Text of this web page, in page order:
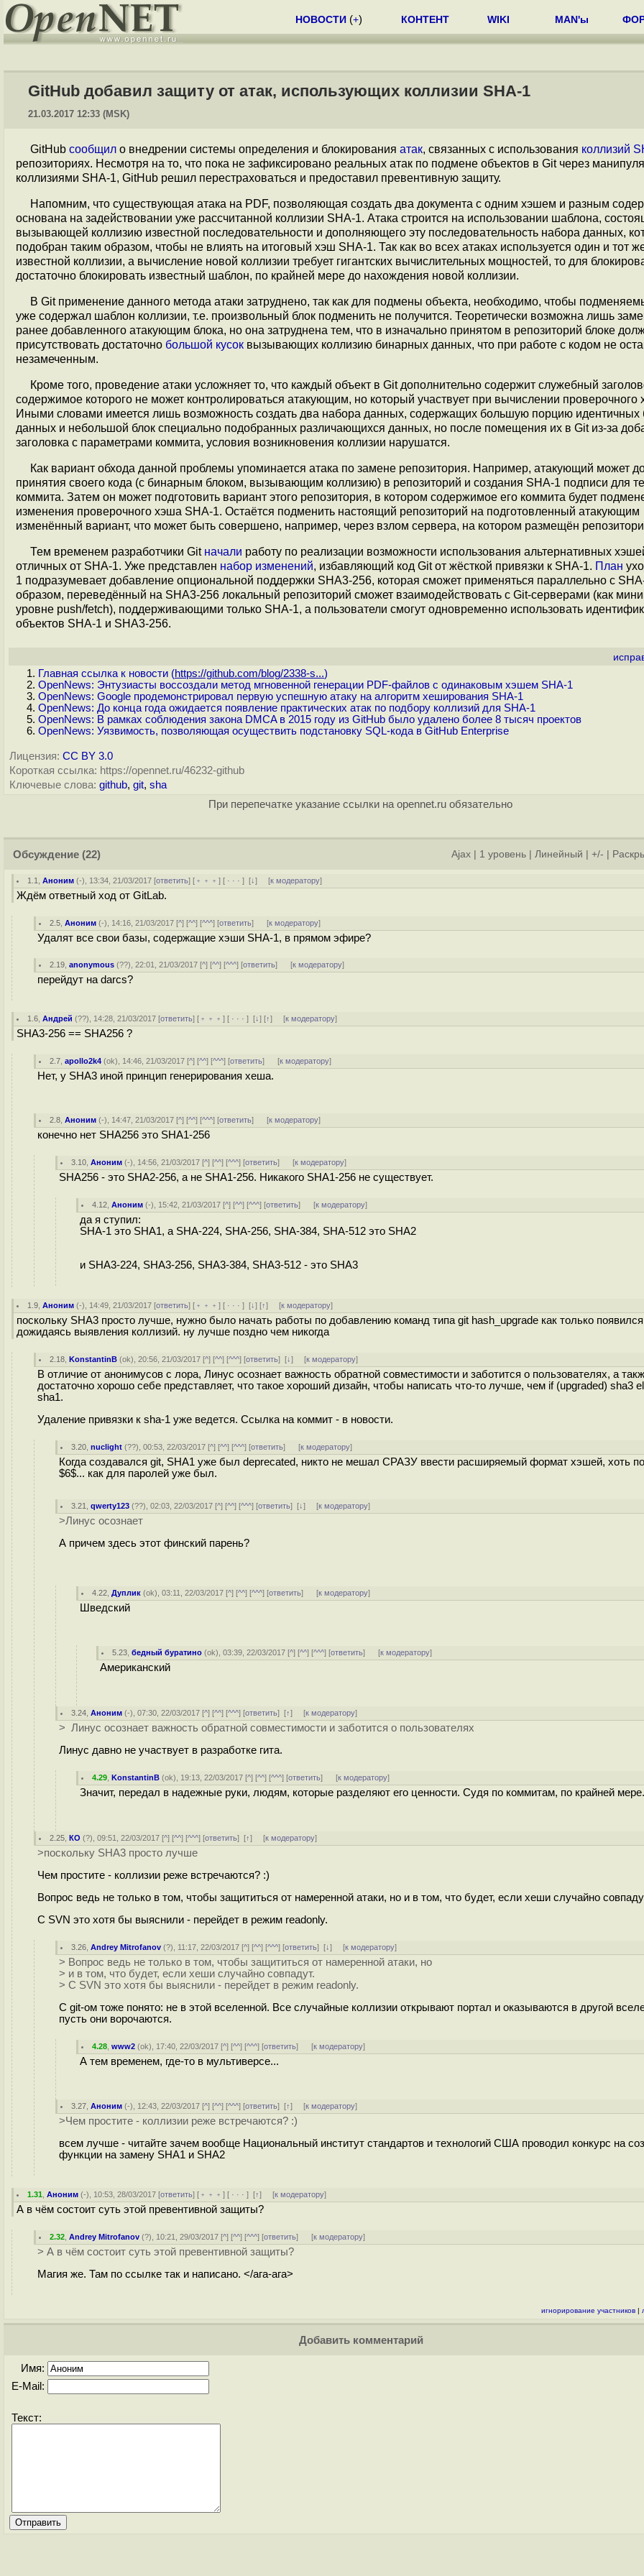
НОВОСТИ (+) КОНТЕНТ WIKI MAN'ы
GitHub добавил защиту от атак, использующих коллизии SHA-1
21.03.2017 12:33 (MSK)
GitHub сообщил о внедрении системы определения и блокирования атак, связанных с использования коллизий
репозиториях. Несмотря на то, что пока не зафиксировано реальных атак по подмене объектов в Git через
коллизиями SHA-1, GitHub решил перестраховаться и предоставил превентивную защиту.
Напомним, что существующая атака на PDF, позволяющая создать два документа с одним хэшем и разным
основана на задействовании уже рассчитанной коллизии SHA-1. Атака строится на использовании шаблона,
вызывающей коллизию известной последовательности и дополняющего эту последовательность набора данных,
подобран таким образом, чтобы не влиять на итоговый хэш SHA-1. Так как во всех атаках используется один и тот
известной коллизии, а вычисление новой коллизии требует гигантских вычислительных мощностей, то для
достаточно блокировать известный шаблон, по крайней мере до нахождения новой коллизии.
В Git применение данного метода атаки затруднено, так как для подмены объекта, необходимо, чтобы
уже содержал шаблон коллизии, т.е. произвольный блок подменить не получится. Теоретически возможна лишь
ранее добавленного атакующим блока, но она затруднена тем, что в изначально принятом в репозиторий блоке
присутствовать достаточно большой кусок вызывающих коллизию бинарных данных, что при работе с кодом не
незамеченным.
Кроме того, проведение атаки усложняет то, что каждый объект в Git дополнительно содержит служебный
содержимое которого не может контролироваться атакующим, но который участвует при вычислении проверочного
Иными словами имеется лишь возможность создать два набора данных, содержащих большую порцию идентичных
данных и небольшой блок специально подобранных различающихся данных, но после помещения их в Git из-за
заголовка с параметрами коммита, условия возникновения коллизии нарушатся.
Как вариант обхода данной проблемы упоминается атака по замене репозитория. Например, атакующий может
принятия своего кода (с бинарным блоком, вызывающим коллизию) в репозиторий и создания SHA-1 подписи для
коммита. Затем он может подготовить вариант этого репозитория, в котором содержимое его коммита будет
изменения проверочного хэша SHA-1. Остаётся подменить настоящий репозиторий на подготовленный атакующим
изменённый вариант, что может быть совершено, например, через взлом сервера, на котором размещён
Тем временем разработчики Git начали работу по реализации возможности использования альтернативных
отличных от SHA-1. Уже представлен набор изменений, избавляющий код Git от жёсткой привязки к SHA-1. План
1 подразумевает добавление опциональной поддержки SHA3-256, которая сможет применяться параллельно с
образом, переведённый на SHA3-256 локальный репозиторий сможет взаимодействовать с Git-серверами (как
уровне push/fetch), поддерживающими только SHA-1, а пользователи смогут одновременно использовать
объектов SHA-1 и SHA3-256.
Главная ссылка к новости (https://github.com/blog/2338-s...)
OpenNews: Энтузиасты воссоздали метод мгновенной генерации PDF-файлов с одинаковым хэшем SHA-1
OpenNews: Google продемонстрировал первую успешную атаку на алгоритм хеширования SHA-1
OpenNews: До конца года ожидается появление практических атак по подбору коллизий для SHA-1
OpenNews: В рамках соблюдения закона DMCA в 2015 году из GitHub было удалено более 8 тысяч проектов
OpenNews: Уязвимость, позволяющая осуществить подстановку SQL-кода в GitHub Enterprise
Лицензия: CC BY 3.0
Короткая ссылка: https://opennet.ru/46232-github
Ключевые слова: github, git, sha
При перепечатке указание ссылки на opennet.ru обязательно
Обсуждение (22) Ajax 1 уровень Линейный +/-
1.1 ,Аноним (-), 13:34, 21/03/2017 [ответить] [ ﹢﹢﹢] [ · · ·][↓] [к модератору]
Ждём ответный ход от GitLab.
2.5 ,Аноним (-), 14:16, 21/03/2017 [^] [^^] [^^^] [ответить] [к модератору]
Удалят все свои базы, содержащие хэши SHA-1, в прямом эфире?
2.19 ,anonymous (??), 22:01, 21/03/2017 [^] [^^] [^^^] [ответить] [к модератору]
перейдут на darcs?
1.6 ,Андрей (??), 14:28, 21/03/2017 [ответить] [ ﹢﹢﹢] [ · · ·][↓] [↑] [к модератору]
SHA3-256 == SHA256 ?
2.7 ,apollo2k4 (ok), 14:46, 21/03/2017 [^] [^^] [^^^] [ответить] [к модератору]
Нет, у SHA3 иной принцип генерирования хеша.
2.8 ,Аноним (-), 14:47, 21/03/2017 [^] [^^] [^^^] [ответить] [к модератору]
конечно нет SHA256 это SHA1-256
3.10 ,Аноним (-), 14:56, 21/03/2017 [^] [^^] [^^^] [ответить] [к модератору]
SHA256 - это SHA2-256, а не SHA1-256. Никакого SHA1-256 не существует.
4.12 ,Аноним (-), 15:42, 21/03/2017 [^] [^^] [^^^] [ответить] [к модератору]
да я ступил:
SHA-1 это SHA1, а SHA-224, SHA-256, SHA-384, SHA-512 это SHA2
и SHA3-224, SHA3-256, SHA3-384, SHA3-512 - это SHA3
1.9 ,Аноним (-), 14:49, 21/03/2017 [ответить] [ ﹢﹢﹢] [ · · ·][↓] [↑] [к модератору]
поскольку SHA3 просто лучше, нужно было начать работы по добавлению команд типа git hash_upgrade как только
дожидаясь выявления коллизий. ну лучше поздно чем никогда
2.18 ,KonstantinB (ok), 20:56, 21/03/2017 [^] [^^] [^^^] [ответить][↓] [к модератору]
В отличие от анонимусов с лора, Линус осознает важность обратной совместимости и заботится о пользователях, а
достаточно хорошо себе представляет, что такое хороший дизайн, чтобы написать что-то лучше, чем if (upgraded) sha3
sha1.
Удаление привязки к sha-1 уже ведется. Ссылка на коммит - в новости.
3.20 ,nuclight (??), 00:53, 22/03/2017 [^] [^^] [^^^] [ответить] [к модератору]
Когда создавался git, SHA1 уже был deprecated, никто не мешал СРАЗУ ввести расширяемый формат хэшей, хоть
$6$... как для паролей уже был.
3.21 ,qwerty123 (??), 02:03, 22/03/2017 [^] [^^] [^^^] [ответить][↓] [к модератору]
>Линус осознает
А причем здесь этот финский парень?
4.22 ,Дуплик (ok), 03:11, 22/03/2017 [^] [^^] [^^^] [ответить] [к модератору]
Шведский
5.23 ,бедный буратино (ok), 03:39, 22/03/2017 [^] [^^] [^^^] [ответить] [к модератору]
Американский
3.24 ,Аноним (-), 07:30, 22/03/2017 [^] [^^] [^^^] [ответить][↑] [к модератору]
> Линус осознает важность обратной совместимости и заботится о пользователях
Линус давно не участвует в разработке гита.
4.29 ,KonstantinB (ok), 19:13, 22/03/2017 [^] [^^] [^^^] [ответить] [к модератору]
Значит, передал в надежные руки, людям, которые разделяют его ценности. Судя по коммитам, по крайней мере.
2.25 ,КО (?), 09:51, 22/03/2017 [^] [^^] [^^^] [ответить][↑] [к модератору]
>поскольку SHA3 просто лучше
Чем простите - коллизии реже встречаются? :)
Вопрос ведь не только в том, чтобы защититься от намеренной атаки, но и в том, что будет, если хеши случайно
С SVN это хотя бы выяснили - перейдет в режим readonly.
3.26 ,Andrey Mitrofanov (?), 11:17, 22/03/2017 [^] [^^] [^^^] [ответить][↓] [к модератору]
> Вопрос ведь не только в том, чтобы защититься от намеренной атаки, но
> и в том, что будет, если хеши случайно совпадут.
> С SVN это хотя бы выяснили - перейдет в режим readonly.
С git-ом тоже понято: не в этой вселенной. Все случайные коллизии открывают портал и оказываются в другой
пусть они ворочаются.
4.28 ,www2 (ok), 17:40, 22/03/2017 [^] [^^] [^^^] [ответить] [к модератору]
А тем временем, где-то в мультиверсе...
3.27 ,Аноним (-), 12:43, 22/03/2017 [^] [^^] [^^^] [ответить][↑] [к модератору]
>Чем простите - коллизии реже встречаются? :)
всем лучше - читайте зачем вообще Национальный институт стандартов и технологий США проводил конкурс на
функции на замену SHA1 и SHA2
1.31 ,Аноним (-), 10:53, 28/03/2017 [ответить] [ ﹢﹢﹢] [ · · ·][↑] [к модератору]
А в чём состоит суть этой превентивной защиты?
2.32 ,Andrey Mitrofanov (?), 10:21, 29/03/2017 [^] [^^] [^^^] [ответить] [к модератору]
> А в чём состоит суть этой превентивной защиты?
Магия же. Там по ссылке так и написано. </ага-ага>
игнорирование участников |
Добавить комментарий
Имя:
E-Mail:
Текст: